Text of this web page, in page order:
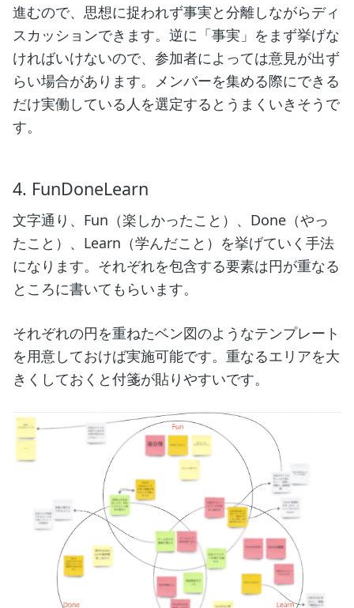
進むので、思想に捉われず事実と分離しながらディ
スカッションできます。逆に「事実」をまず挙げな
ければいけないので、参加者によっては意見が出ず
らい場合があります。メンバーを集める際にできる
だけ実働している人を選定するとうまくいきそうで
す。
4. FunDoneLearn
文字通り、Fun（楽しかったこと）、Done（やっ
たこと）、Learn（学んだこと）を挙げていく手法
になります。それぞれを包含する要素は円が重なる
ところに書いてもらいます。
それぞれの円を重ねたベン図のようなテンプレート
を用意しておけば実施可能です。重なるエリアを大
きくしておくと付箋が貼りやすいです。